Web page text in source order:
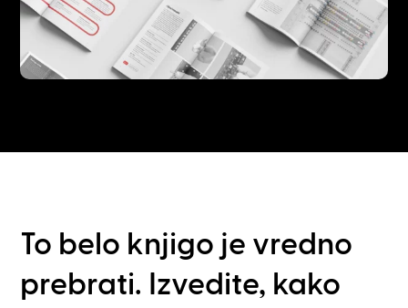
To belo knjigo je vredno
prebrati. Izvedite, kako